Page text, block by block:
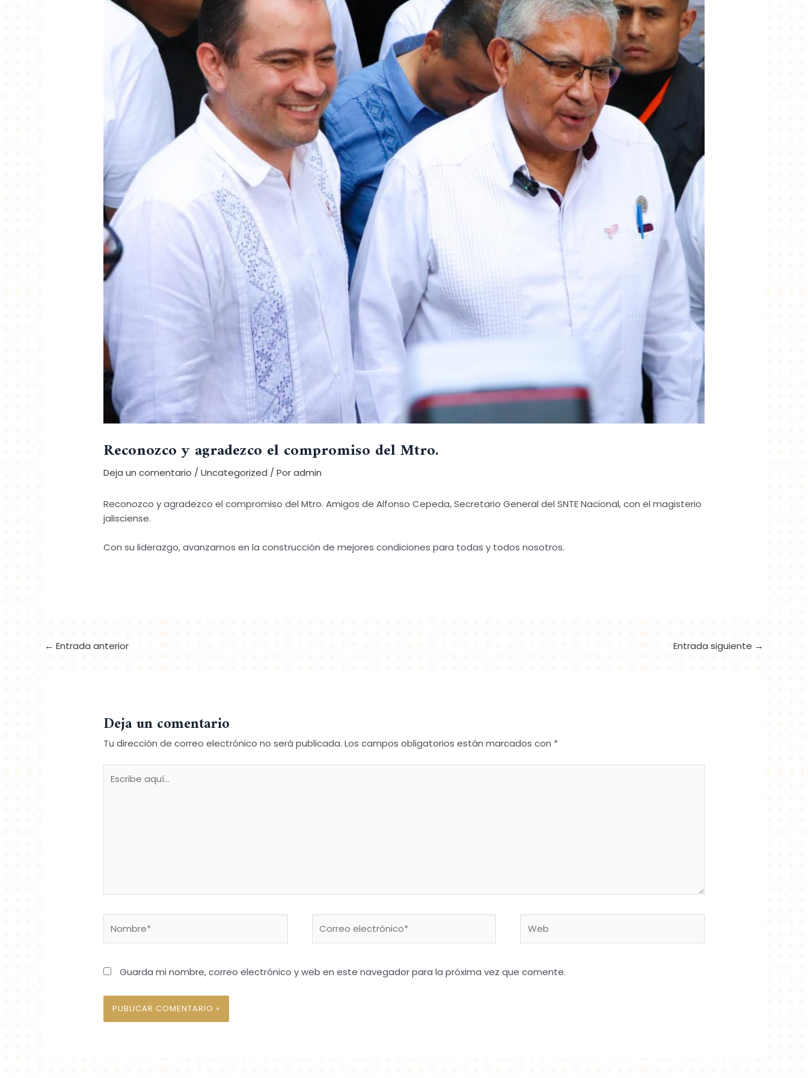
Reconozco y agradezco el compromiso del Mtro.
Deja un comentario /Uncategorized / Poradmin
Reconozco y agradezco el compromiso del Mtro. Amigos de Alfonso Cepeda, Secretario General del SNTE Nacional, con el magisterio
jalisciense.
Con su liderazgo, avanzamos en la construcción de mejores condiciones para todas y todos nosotros.
← Entrada anterior Entrada siguiente →
Deja un comentario
Tu dirección de correo electrónico no será publicada. Los campos obligatorios están marcados con *
aquí...
electrónico*
Guarda mi nombre, correo electrónico y web en este navegador para la próxima vez que comente.